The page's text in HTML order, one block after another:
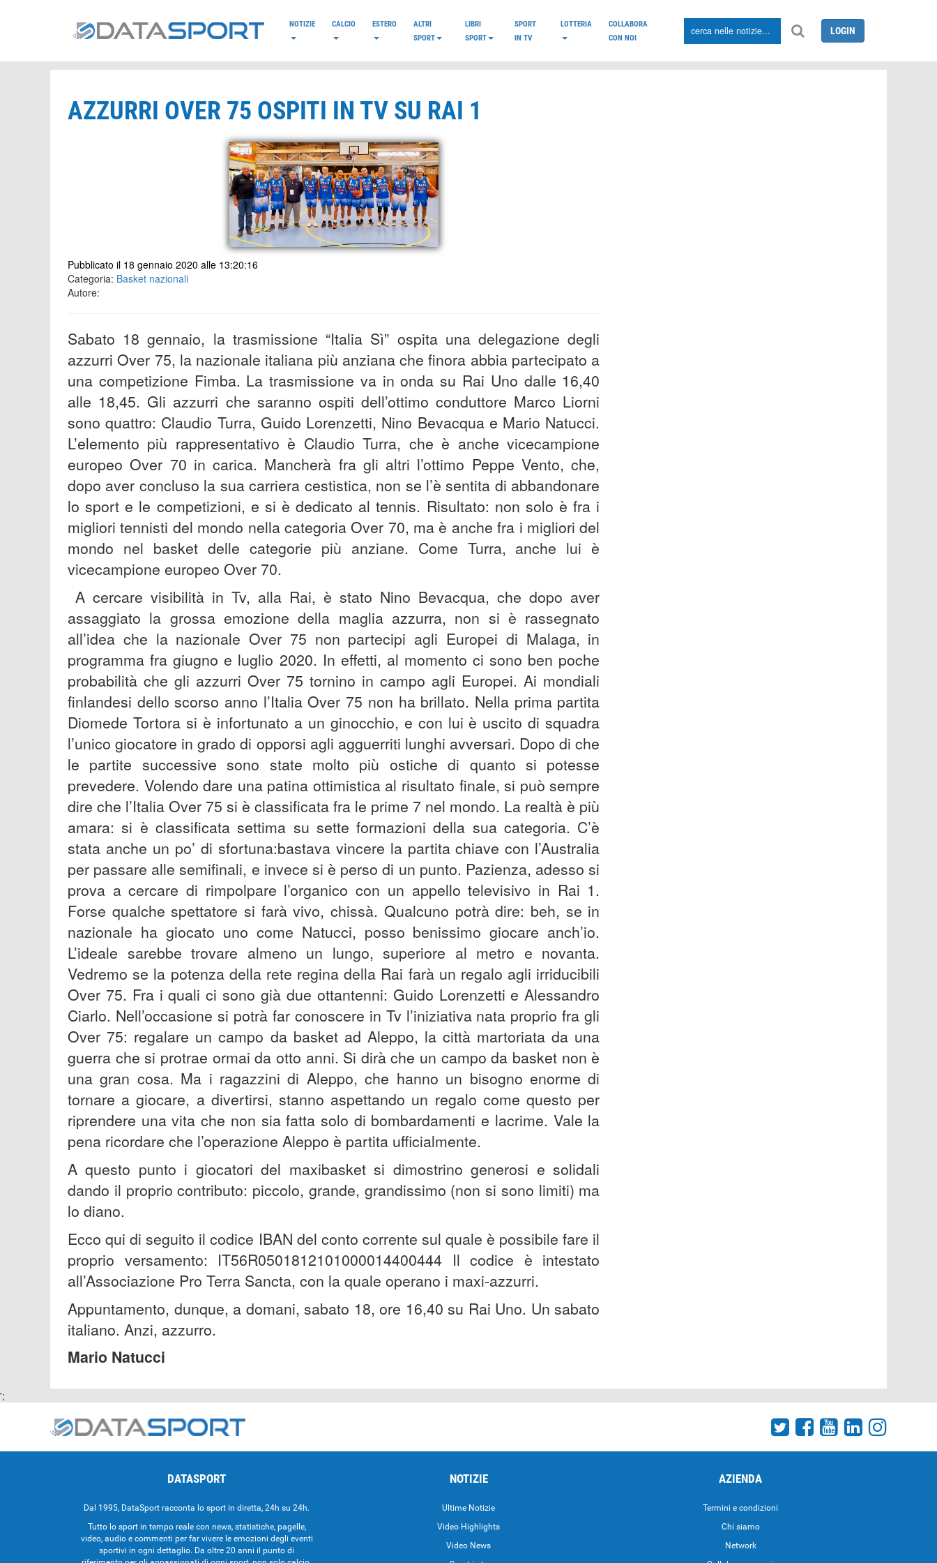
NOTIZIE CALCIO ESTERO
ALTRI
SPORT
LIBRI
SPORT
SPORT
IN TV
LOTTERIA
COLLABORA
CON NOI
LOGIN
AZZURRI OVER 75 OSPITI IN TV SU RAI 1
Pubblicato il 18 gennaio 2020 alle 13:20:16
Categoria: Basket nazionali
Autore:
Sabato 18 gennaio, la trasmissione “Italia Sì” ospita una delegazione degli
azzurri Over 75, la nazionale italiana più anziana che finora abbia partecipato a
una competizione Fimba. La trasmissione va in onda su Rai Uno dalle 16,40
alle 18,45. Gli azzurri che saranno ospiti dell’ottimo conduttore Marco Liorni
sono quattro: Claudio Turra, Guido Lorenzetti, Nino Bevacqua e Mario Natucci.
L’elemento più rappresentativo è Claudio Turra, che è anche vicecampione
europeo Over 70 in carica. Mancherà fra gli altri l’ottimo Peppe Vento, che,
dopo aver concluso la sua carriera cestistica, non se l’è sentita di abbandonare
lo sport e le competizioni, e si è dedicato al tennis. Risultato: non solo è fra i
migliori tennisti del mondo nella categoria Over 70, ma è anche fra i migliori del
mondo nel basket delle categorie più anziane. Come Turra, anche lui è
vicecampione europeo Over 70.
A cercare visibilità in Tv, alla Rai, è stato Nino Bevacqua, che dopo aver
assaggiato la grossa emozione della maglia azzurra, non si è rassegnato
all’idea che la nazionale Over 75 non partecipi agli Europei di Malaga, in
programma fra giugno e luglio 2020. In effetti, al momento ci sono ben poche
probabilità che gli azzurri Over 75 tornino in campo agli Europei. Ai mondiali
finlandesi dello scorso anno l’Italia Over 75 non ha brillato. Nella prima partita
Diomede Tortora si è infortunato a un ginocchio, e con lui è uscito di squadra
l’unico giocatore in grado di opporsi agli agguerriti lunghi avversari. Dopo di che
le partite successive sono state molto più ostiche di quanto si potesse
prevedere. Volendo dare una patina ottimistica al risultato finale, si può sempre
dire che l’Italia Over 75 si è classificata fra le prime 7 nel mondo. La realtà è più
amara: si è classificata settima su sette formazioni della sua categoria. C’è
stata anche un po’ di sfortuna:bastava vincere la partita chiave con l’Australia
per passare alle semifinali, e invece si è perso di un punto. Pazienza, adesso si
prova a cercare di rimpolpare l’organico con un appello televisivo in Rai 1.
Forse qualche spettatore si farà vivo, chissà. Qualcuno potrà dire: beh, se in
nazionale ha giocato uno come Natucci, posso benissimo giocare anch’io.
L’ideale sarebbe trovare almeno un lungo, superiore al metro e novanta.
Vedremo se la potenza della rete regina della Rai farà un regalo agli irriducibili
Over 75. Fra i quali ci sono già due ottantenni: Guido Lorenzetti e Alessandro
Ciarlo. Nell’occasione si potrà far conoscere in Tv l’iniziativa nata proprio fra gli
Over 75: regalare un campo da basket ad Aleppo, la città martoriata da una
guerra che si protrae ormai da otto anni. Si dirà che un campo da basket non è
una gran cosa. Ma i ragazzini di Aleppo, che hanno un bisogno enorme di
tornare a giocare, a divertirsi, stanno aspettando un regalo come questo per
riprendere una vita che non sia fatta solo di bombardamenti e lacrime. Vale la
pena ricordare che l’operazione Aleppo è partita ufficialmente.
A questo punto i giocatori del maxibasket si dimostrino generosi e solidali
dando il proprio contributo: piccolo, grande, grandissimo (non si sono limiti) ma
lo diano.
Ecco qui di seguito il codice IBAN del conto corrente sul quale è possibile fare il
proprio versamento: IT56R0501812101000014400444 Il codice è intestato
all’Associazione Pro Terra Sancta, con la quale operano i maxi-azzurri.
Appuntamento, dunque, a domani, sabato 18, ore 16,40 su Rai Uno. Un sabato
italiano. Anzi, azzurro.
Mario Natucci
';
DATASPORT
Dal 1995, DataSport racconta lo sport in diretta, 24h su 24h.
Tutto lo sport in tempo reale con news, statistiche, pagelle,
video, audio e commenti per far vivere le emozioni degli eventi
sportivi in ogni dettaglio. Da oltre 20 anni il punto di
NOTIZIE
Ultime Notizie
Video Highlights
Video News
AZIENDA
Termini e condizioni
Chi siamo
Network